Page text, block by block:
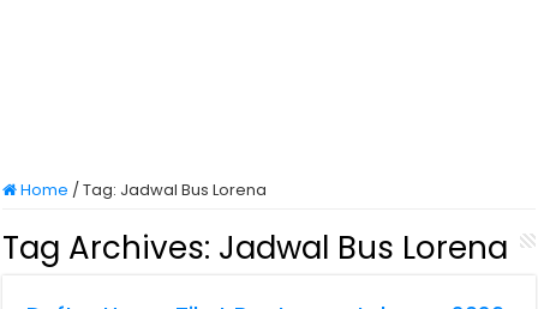
Home /Tag: Jadwal Bus Lorena
Tag Archives: Jadwal Bus Lorena